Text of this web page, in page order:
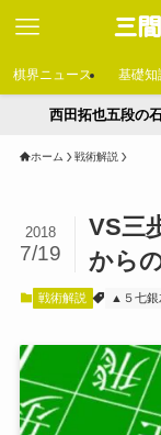
三
棋界ニュース 基礎知
西田拓也五段の
ホーム 戦術解説
VS三
から
2018
7/19
戦術解説 ▲５七銀